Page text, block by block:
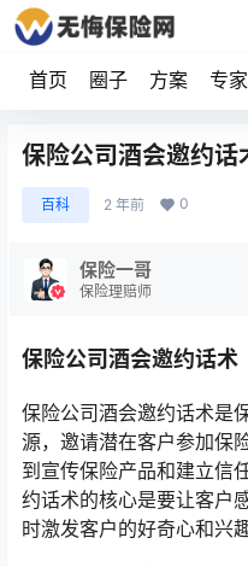
首页 圈子 方案 专家
保险公司酒会邀约话
百科 2 年前 0
保险一哥
保险理赔师
保险公司酒会邀约话术
保险公司酒会邀约话术是
源，邀请潜在客户参加保
到宣传保险产品和建立信
约话术的核心是要让客户
时激发客户的好奇心和兴